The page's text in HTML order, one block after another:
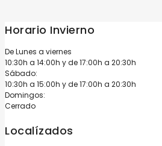
Horario Invierno
De Lunes a viernes
10:30h a 14:00h y de 17:00h a 20:30h
Sábado:
10:30h a 15:00h y de 17:00h a 20:30h
Domingos:
Cerrado
Localízados